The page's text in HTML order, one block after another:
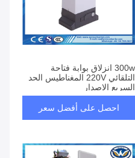
300w انزلاق بوابة فتاحة
التلقائي 220V المغناطيس الحد
السريع الإصدار
احصل على أفضل سعر